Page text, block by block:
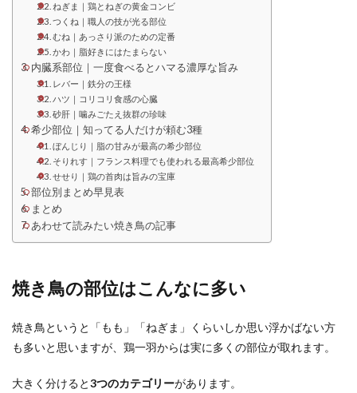
ねぎま｜鶏とねぎの黄金コンビ
つくね｜職人の技が光る部位
むね｜あっさり派のための定番
かわ｜脂好きにはたまらない
内臓系部位｜一度食べるとハマる濃厚な旨み
レバー｜鉄分の王様
ハツ｜コリコリ食感の心臓
砂肝｜噛みごたえ抜群の珍味
希少部位｜知ってる人だけが頼む3種
ぼんじり｜脂の甘みが最高の希少部位
そりれす｜フランス料理でも使われる最高希少部位
せせり｜鶏の首肉は旨みの宝庫
部位別まとめ早見表
まとめ
あわせて読みたい焼き鳥の記事
焼き鳥の部位はこんなに多い
焼き鳥というと「もも」「ねぎま」くらいしか思い浮かばない方
も多いと思いますが、鶏一羽からは実に多くの部位が取れます。
大きく分けると3つのカテゴリーがあります。